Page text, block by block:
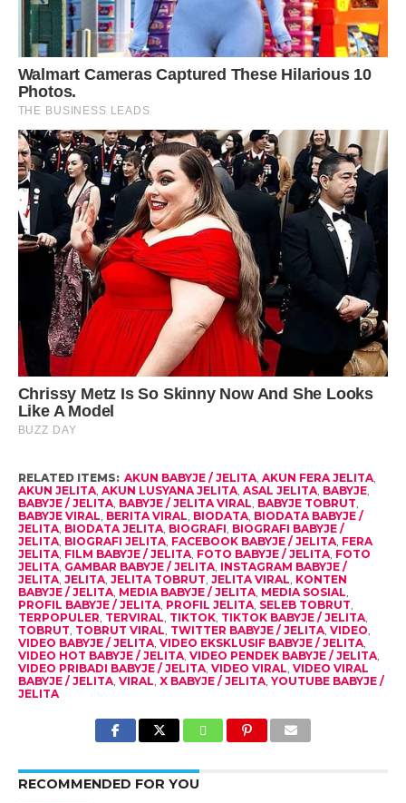
RELATED ITEMS: AKUN BABYJE / JELITA, AKUN FERA JELITA,
AKUN JELITA, AKUN LUSYANA JELITA, ASAL JELITA, BABYJE,
BABYJE / JELITA, BABYJE / JELITA VIRAL, BABYJE TOBRUT,
BABYJE VIRAL, BERITA VIRAL, BIODATA, BIODATA BABYJE /
JELITA, BIODATA JELITA, BIOGRAFI, BIOGRAFI BABYJE /
JELITA, BIOGRAFI JELITA, FACEBOOK BABYJE / JELITA, FERA
JELITA, FILM BABYJE / JELITA, FOTO BABYJE / JELITA, FOTO
JELITA, GAMBAR BABYJE / JELITA, INSTAGRAM BABYJE /
JELITA, JELITA, JELITA TOBRUT, JELITA VIRAL, KONTEN
BABYJE / JELITA, MEDIA BABYJE / JELITA, MEDIA SOSIAL,
PROFIL BABYJE / JELITA, PROFIL JELITA, SELEB TOBRUT,
TERPOPULER, TERVIRAL, TIKTOK, TIKTOK BABYJE / JELITA,
TOBRUT, TOBRUT VIRAL, TWITTER BABYJE / JELITA, VIDEO,
VIDEO BABYJE / JELITA, VIDEO EKSKLUSIF BABYJE / JELITA,
VIDEO HOT BABYJE / JELITA, VIDEO PENDEK BABYJE / JELITA,
VIDEO PRIBADI BABYJE / JELITA, VIDEO VIRAL, VIDEO VIRAL
BABYJE / JELITA, VIRAL, X BABYJE / JELITA, YOUTUBE BABYJE /
JELITA
RECOMMENDED FOR YOU